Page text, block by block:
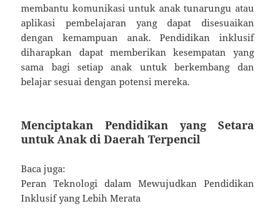
membantu komunikasi untuk anak tunarungu atau
aplikasi pembelajaran yang dapat disesuaikan
dengan kemampuan anak. Pendidikan inklusif
diharapkan dapat memberikan kesempatan yang
sama bagi setiap anak untuk berkembang dan
belajar sesuai dengan potensi mereka.
Menciptakan Pendidikan yang Setara
untuk Anak di Daerah Terpencil
Baca juga:
Peran Teknologi dalam Mewujudkan Pendidikan
Inklusif yang Lebih Merata